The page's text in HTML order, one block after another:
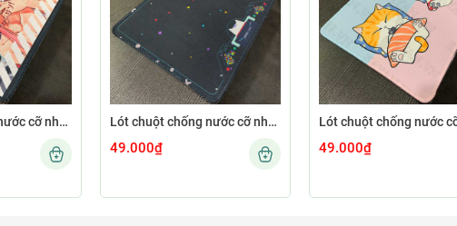
Lót chuột chống nước cỡ nhỏ 26x21cm dày 3mm S-107-26X21 (ZEROTWO-01) Lót chuột chống nước cỡ nhỏ 26x21cm dày 3mm S-103-26X21 (GAMECONSO-09)
49.000₫ 49.000₫